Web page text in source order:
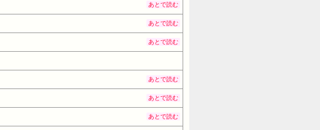
あとで読む
あとで読む
あとで読む
あとで読む
あとで読む
あとで読む